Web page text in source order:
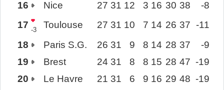
16
Nice 27 31 12 3 16 30 38
-8
17 -3 Toulouse 27 31 10 7 14 26 37 -11
18
Paris S.G. 26 31 9 8 14 28 37
-9
19
Brest 24 31 8 8 15 28 47 -19
20
Le Havre 21 31 6 9 16 29 48 -19